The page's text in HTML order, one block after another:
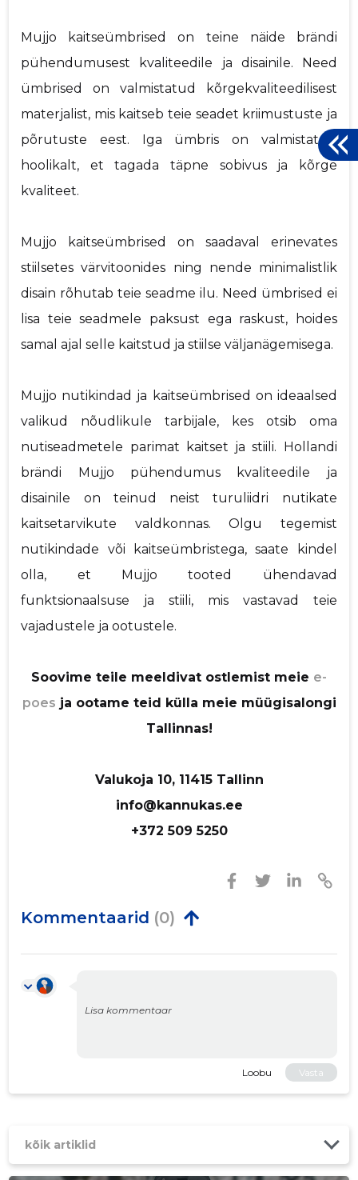
Mujjo kaitseümbrised on teine näide brändi
pühendumusest kvaliteedile ja disainile. Need
ümbrised on valmistatud kõrgekvaliteedilisest
materjalist, mis kaitseb teie seadet kriimustuste ja
põrutuste eest. Iga ümbris on valmistatud
hoolikalt, et tagada täpne sobivus ja kõrge
kvaliteet.
Mujjo kaitseümbrised on saadaval erinevates
stiilsetes värvitoonides ning nende minimalistlik
disain rõhutab teie seadme ilu. Need ümbrised ei
lisa teie seadmele paksust ega raskust, hoides
samal ajal selle kaitstud ja stiilse väljanägemisega.
Mujjo nutikindad ja kaitseümbrised on ideaalsed
valikud nõudlikule tarbijale, kes otsib oma
nutiseadmetele parimat kaitset ja stiili. Hollandi
brändi Mujjo pühendumus kvaliteedile ja
disainile on teinud neist turuliidri nutikate
kaitsetarvikute valdkonnas. Olgu tegemist
nutikindade või kaitseümbristega, saate kindel
olla, et Mujjo tooted ühendavad
funktsionaalsuse ja stiili, mis vastavad teie
vajadustele ja ootustele.
Soovime teile meeldivat ostlemist meie e-
poes ja ootame teid külla meie müügisalongi
Tallinnas!
Valukoja 10, 11415 Tallinn
info@kannukas.ee
+372 509 5250
Kommentaarid (0)
Loobu Vasta
kõik artiklid